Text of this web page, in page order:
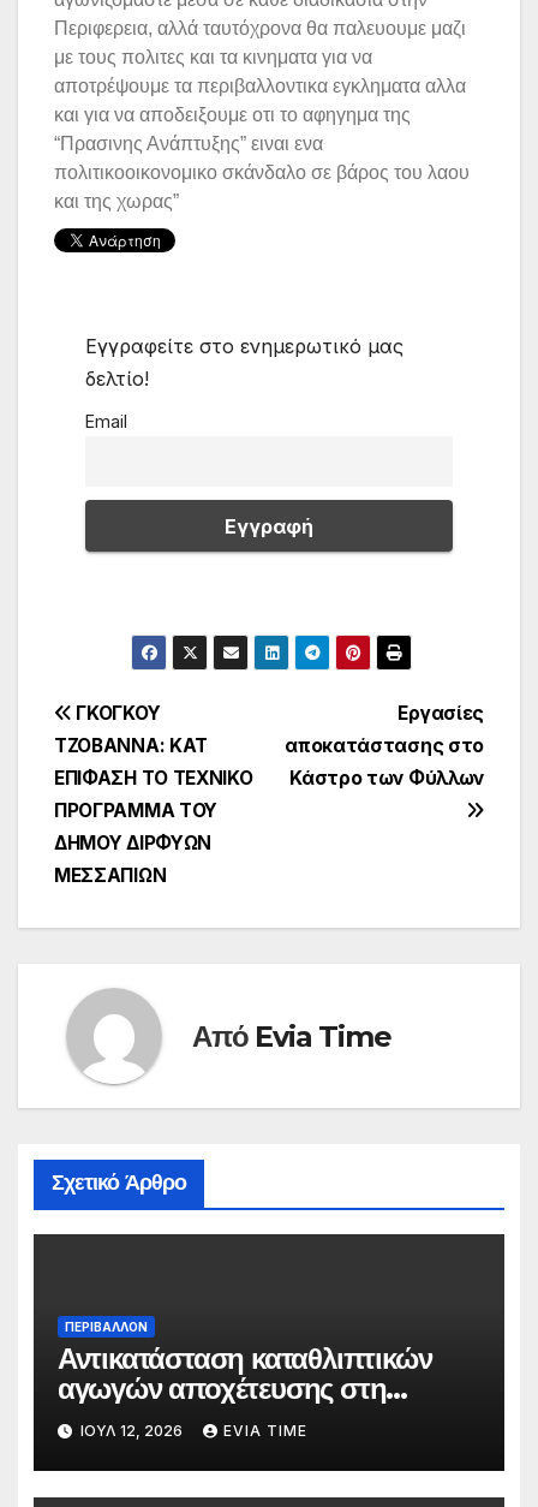
Περιφερεια, αλλά ταυτόχρονα θα παλευουμε μαζι
με τους πολιτες και τα κινηματα για να
αποτρέψουμε τα περιβαλλοντικα εγκληματα αλλα
και για να αποδειξουμε οτι το αφηγημα της
“Πρασινης Ανάπτυξης” ειναι ενα
πολιτικοοικονομικο σκάνδαλο σε βάρος του λαου
και της χωρας”
Εγγραφείτε στο ενημερωτικό μας
δελτίο!
Email
Πλοήγηση
άρθρων
Εργασίες
αποκατάστασης στο
Κάστρο των Φύλλων
ΓΚΟΓΚΟΥ
ΤΖΟΒΑΝΝΑ: ΚΑΤ
ΕΠΙΦΑΣΗ ΤΟ ΤΕΧΝΙΚΟ
ΠΡΟΓΡΑΜΜΑ ΤΟΥ
ΔΗΜΟΥ ΔΙΡΦΥΩΝ
ΜΕΣΣΑΠΙΩΝ
Από Evia Time
Σχετικό Άρθρο
ΠΕΡΙΒΑΛΛΟΝ
Αντικατάσταση καταθλιπτικών
αγωγών αποχέτευσης στη
Χαλκίδα τον Αύγουστο
ΙΟΎΛ 12, 2026 EVIA TIME